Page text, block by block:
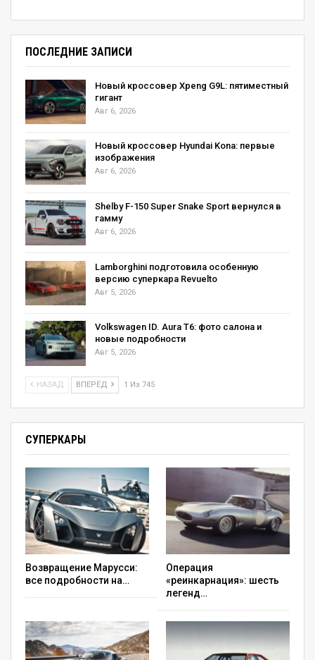
ПОСЛЕДНИЕ ЗАПИСИ
Новый кроссовер Xpeng G9L: пятиместный
гигант
Авг 6, 2026
Новый кроссовер Hyundai Kona: первые
изображения
Авг 6, 2026
Shelby F-150 Super Snake Sport вернулся в
гамму
Авг 6, 2026
Lamborghini подготовила особенную
версию суперкара Revuelto
Авг 5, 2026
Volkswagen ID. Aura T6: фото салона и
новые подробности
Авг 5, 2026
НАЗАД ВПЕРЁД 1 Из 745
СУПЕРКАРЫ
Возвращение Марусси:
все подробности на…
Операция
«реинкарнация»: шесть
легенд…